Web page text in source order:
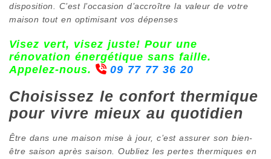
disposition. C’est l’occasion d’accroître la valeur de votre
maison tout en optimisant vos dépenses
Visez vert, visez juste! Pour une
rénovation énergétique sans faille.
Appelez-nous.
09 77 77 36 20
Choisissez le confort thermique
pour vivre mieux au quotidien
Être dans une maison mise à jour, c’est assurer son bien-
être saison après saison. Oubliez les pertes thermiques en